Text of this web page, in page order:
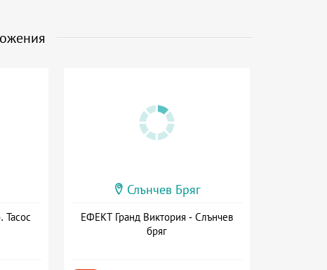
Слънчев Бряг
ЕФЕКТ Гранд Виктория - Слънчев
бряг